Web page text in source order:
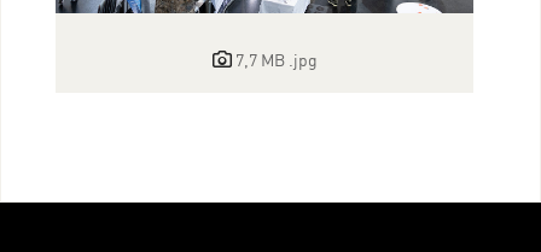
7,7 MB .jpg